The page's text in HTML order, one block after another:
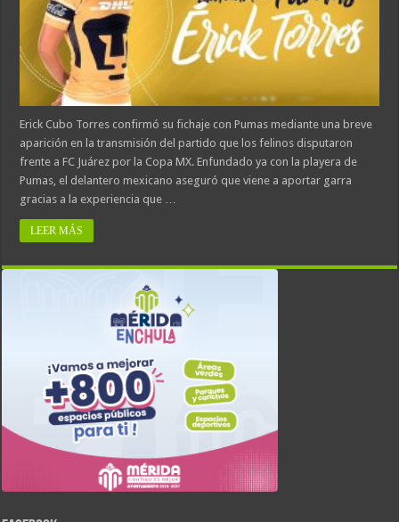
Erick Cubo Torres confirmó su fichaje con Pumas mediante una breve
aparición en la transmisión del partido que los felinos disputaron
frente a FC Juárez por la Copa MX. Enfundado ya con la playera de
Pumas, el delantero mexicano aseguró que viene a aportar garra
gracias a la experiencia que …
LEER MÁS